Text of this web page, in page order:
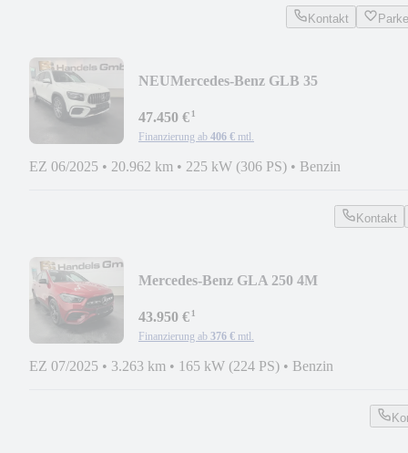
Kontakt
NEUMercedes-Benz GLB 35
47.450 €¹
Finanzierung ab 406 € mtl.
EZ 06/2025 • 20.962 km • 225 kW (306 PS) • Benzin
Kontakt
Mercedes-Benz GLA 250 4M
43.950 €¹
Finanzierung ab 376 € mtl.
EZ 07/2025 • 3.263 km • 165 kW (224 PS) • Benzin